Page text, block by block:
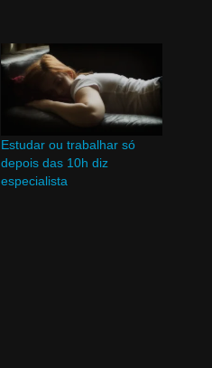
Estudar ou trabalhar só
depois das 10h diz
especialista